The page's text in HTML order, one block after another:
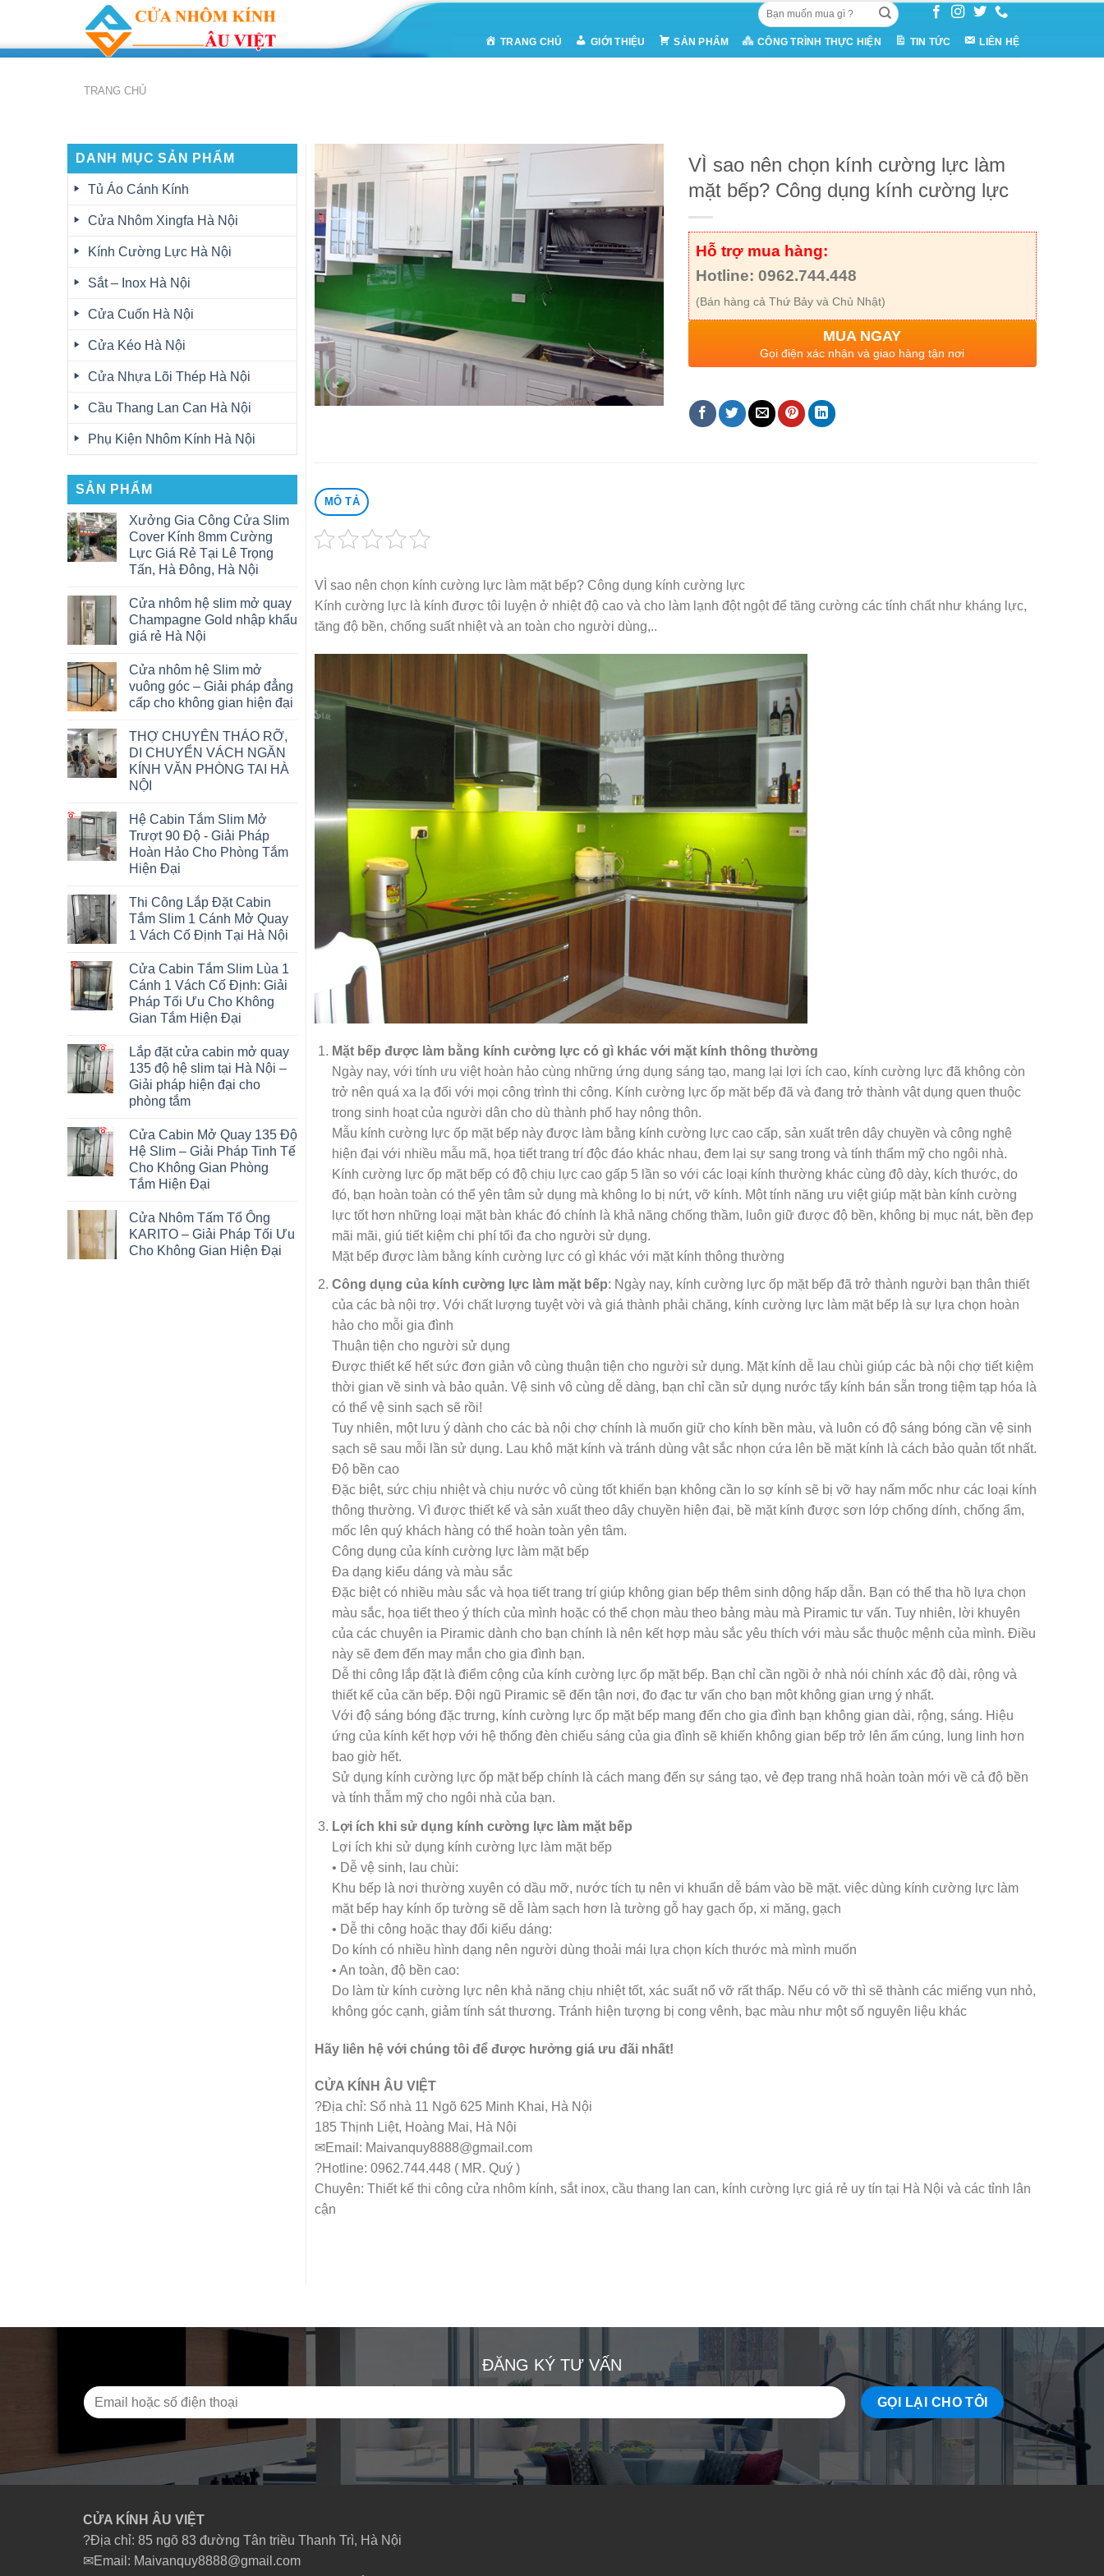
content
Tìm
kiếm:
TRANG CHỦ GIỚI THIỆU SẢN PHẨM CÔNG TRÌNH THỰC HIỆN TIN TỨC LIÊN HỆ
TRANG CHỦ
DANH MỤC SẢN PHẨM
Tủ Áo Cánh Kính
Cửa Nhôm Xingfa Hà Nội
Kính Cường Lực Hà Nội
Sắt – Inox Hà Nội
Cửa Cuốn Hà Nội
Cửa Kéo Hà Nội
Cửa Nhựa Lõi Thép Hà Nội
Cầu Thang Lan Can Hà Nội
Phụ Kiện Nhôm Kính Hà Nội
SẢN PHẨM
Xưởng Gia Công Cửa Slim
Cover Kính 8mm Cường
Lực Giá Rẻ Tại Lê Trọng
Tấn, Hà Đông, Hà Nội
Cửa nhôm hệ slim mở quay
Champagne Gold nhập khẩu
giá rẻ Hà Nội
Cửa nhôm hệ Slim mở
vuông góc – Giải pháp đẳng
cấp cho không gian hiện đại
THỢ CHUYÊN THÁO RỠ,
DI CHUYỂN VÁCH NGĂN
KÍNH VĂN PHÒNG TAI HÀ
NỘI
Hệ Cabin Tắm Slim Mở
Trượt 90 Độ - Giải Pháp
Hoàn Hảo Cho Phòng Tắm
Hiện Đại
Thi Công Lắp Đặt Cabin
Tắm Slim 1 Cánh Mở Quay
1 Vách Cố Định Tại Hà Nội
Cửa Cabin Tắm Slim Lùa 1
Cánh 1 Vách Cố Định: Giải
Pháp Tối Ưu Cho Không
Gian Tắm Hiện Đại
Lắp đặt cửa cabin mở quay
135 độ hệ slim tại Hà Nội –
Giải pháp hiện đại cho
phòng tắm
Cửa Cabin Mở Quay 135 Độ
Hệ Slim – Giải Pháp Tinh Tế
Cho Không Gian Phòng
Tắm Hiện Đại
Cửa Nhôm Tấm Tổ Ông
KARITO – Giải Pháp Tối Ưu
Cho Không Gian Hiện Đại
VÌ sao nên chọn kính cường lực làm
mặt bếp? Công dụng kính cường lực
Hỗ trợ mua hàng:
Hotline: 0962.744.448
(Bán hàng cả Thứ Bảy và Chủ Nhật)
MUA NGAY
Gọi điện xác nhận và giao hàng tận nơi
MÔ TẢ
VÌ sao nên chọn kính cường lực làm mặt bếp? Công dụng kính cường lực
Kính cường lực là kính được tôi luyện ở nhiệt độ cao và cho làm lạnh đột ngột để tăng cường các tính chất như kháng lực,
tăng độ bền, chống suất nhiệt và an toàn cho người dùng,..
Mặt bếp được làm bằng kính cường lực có gì khác với mặt kính thông thường
Ngày nay, với tính ưu việt hoàn hảo cùng những ứng dụng sáng tạo, mang lại lợi ích cao, kính cường lực đã không còn
trở nên quá xa lạ đối với mọi công trình thi công. Kính cường lực ốp mặt bếp đã và đang trở thành vật dụng quen thuộc
trong sinh hoạt của người dân cho dù thành phố hay nông thôn.
Mẫu kính cường lực ốp mặt bếp này được làm bằng kính cường lực cao cấp, sản xuất trên dây chuyền và công nghệ
hiện đại với nhiều mẫu mã, họa tiết trang trí độc đáo khác nhau, đem lại sự sang trong và tính thẩm mỹ cho ngôi nhà.
Kính cường lực ốp mặt bếp có độ chịu lực cao gấp 5 lần so với các loại kính thường khác cùng độ dày, kích thước, do
đó, bạn hoàn toàn có thể yên tâm sử dụng mà không lo bị nứt, vỡ kính. Một tính năng ưu việt giúp mặt bàn kính cường
lực tốt hơn những loại mặt bàn khác đó chính là khả năng chống thầm, luôn giữ được độ bền, không bị mục nát, bền đẹp
mãi mãi, giú tiết kiệm chi phí tối đa cho người sử dụng.
Mặt bếp được làm bằng kính cường lực có gì khác với mặt kính thông thường
Công dụng của kính cường lực làm mặt bếp: Ngày nay, kính cường lực ốp mặt bếp đã trở thành người bạn thân thiết
của các bà nội trợ. Với chất lượng tuyệt vời và giá thành phải chăng, kính cường lực làm mặt bếp là sự lựa chọn hoàn
hảo cho mỗi gia đình
Thuận tiện cho người sử dụng
Được thiết kế hết sức đơn giản vô cùng thuận tiện cho người sử dụng. Mặt kính dễ lau chùi giúp các bà nội chợ tiết kiệm
thời gian về sinh và bảo quản. Vệ sinh vô cùng dễ dàng, bạn chỉ cần sử dụng nước tẩy kính bán sẵn trong tiệm tạp hóa là
có thể vệ sinh sạch sẽ rồi!
Tuy nhiên, một lưu ý dành cho các bà nội chợ chính là muốn giữ cho kính bền màu, và luôn có độ sáng bóng cần vệ sinh
sạch sẽ sau mỗi lần sử dụng. Lau khô mặt kính và tránh dùng vật sắc nhọn cứa lên bề mặt kính là cách bảo quản tốt nhất.
Độ bền cao
Đặc biệt, sức chịu nhiệt và chịu nước vô cùng tốt khiến bạn không cần lo sợ kính sẽ bị vỡ hay nấm mốc như các loại kính
thông thường. Vì được thiết kế và sản xuất theo dây chuyền hiện đại, bề mặt kính được sơn lớp chống dính, chống ẩm,
mốc lên quý khách hàng có thể hoàn toàn yên tâm.
Công dụng của kính cường lực làm mặt bếp
Đa dạng kiểu dáng và màu sắc
Đặc biệt có nhiều màu sắc và họa tiết trang trí giúp không gian bếp thêm sinh dộng hấp dẫn. Bạn có thể tha hồ lựa chọn
màu sắc, họa tiết theo ý thích của mình hoặc có thể chọn màu theo bảng màu mà Piramic tư vấn. Tuy nhiên, lời khuyên
của các chuyên ia Piramic dành cho bạn chính là nên kết hợp màu sắc yêu thích với màu sắc thuộc mệnh của mình. Điều
này sẽ đem đến may mắn cho gia đình bạn.
Dễ thi công lắp đặt là điểm cộng của kính cường lực ốp mặt bếp. Bạn chỉ cần ngồi ở nhà nói chính xác độ dài, rộng và
thiết kế của căn bếp. Đội ngũ Piramic sẽ đến tận nơi, đo đạc tư vấn cho bạn một không gian ưng ý nhất.
Với độ sáng bóng đặc trưng, kính cường lực ốp mặt bếp mang đến cho gia đình bạn không gian dài, rộng, sáng. Hiệu
ứng của kính kết hợp với hệ thống đèn chiếu sáng của gia đình sẽ khiến không gian bếp trở lên ấm cúng, lung linh hơn
bao giờ hết.
Sử dụng kính cường lực ốp mặt bếp chính là cách mang đến sự sáng tạo, vẻ đẹp trang nhã hoàn toàn mới về cả độ bền
và tính thẫm mỹ cho ngôi nhà của bạn.
Lợi ích khi sử dụng kính cường lực làm mặt bếp
Lợi ích khi sử dụng kính cường lực làm mặt bếp
• Dễ vệ sinh, lau chùi:
Khu bếp là nơi thường xuyên có dầu mỡ, nước tích tụ nên vi khuẩn dễ bám vào bề mặt. việc dùng kính cường lực làm
mặt bếp hay kính ốp tường sẽ dễ làm sạch hơn là tường gỗ hay gạch ốp, xi măng, gạch
• Dễ thi công hoặc thay đổi kiểu dáng:
Do kính có nhiều hình dạng nên người dùng thoải mái lựa chọn kích thước mà mình muốn
• An toàn, độ bền cao:
Do làm từ kính cường lực nên khả năng chịu nhiệt tốt, xác suất nổ vỡ rất thấp. Nếu có vỡ thì sẽ thành các miếng vụn nhỏ,
không góc cạnh, giảm tính sát thương. Tránh hiện tượng bị cong vênh, bạc màu như một số nguyên liệu khác
Hãy liên hệ với chúng tôi để được hưởng giá ưu đãi nhất!
CỬA KÍNH ÂU VIỆT
?Địa chỉ: Số nhà 11 Ngõ 625 Minh Khai, Hà Nội
185 Thịnh Liệt, Hoàng Mai, Hà Nội
✉Email: Maivanquy8888@gmail.com
?Hotline: 0962.744.448 ( MR. Quý )
Chuyên: Thiết kế thi công cửa nhôm kính, sắt inox, cầu thang lan can, kính cường lực giá rẻ uy tín tại Hà Nội và các tỉnh lân
cận
ĐĂNG KÝ TƯ VẤN
CỬA KÍNH ÂU VIỆT
?Địa chỉ: 85 ngõ 83 đường Tân triều Thanh Trì, Hà Nội
✉Email: Maivanquy8888@gmail.com